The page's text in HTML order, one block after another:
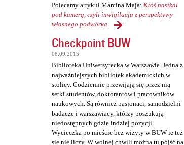
Polecamy artykuł Marcina Maja: Ktoś nasikał
pod kamerą, czyli inwigilacja z perspektywy
własnego podwórka.
Checkpoint BUW
08.09.2015
Biblioteka Uniwersytecka w Warszawie. Jedna z
najważniejszych bibliotek akademickich w
stolicy. Codziennie przewijają się przez nią
setki studentów, doktorantów i pracowników
naukowych. Są również pasjonaci, samodzielni
badacze i warszawiacy, którzy poszukują
niedostępnych gdzie indziej pozycji.
Wycieczka po mieście bez wizyty w BUW-ie też
się nie liczy. W wolnej chwili można tu pójść na